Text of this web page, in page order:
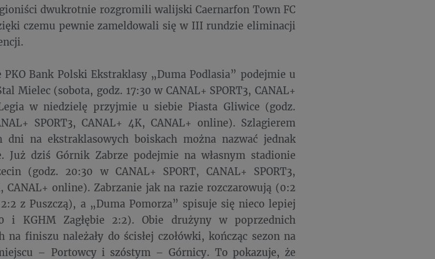
dwukrotnie rozgromili walijski Caernarfon Town FC
czemu pewnie zameldowali się w III rundzie eliminacji
PKO Bank Polski Ekstraklasy „Duma Podlasia” podejmie u
Mielec (sobota, godz. 17:30 w CANAL+ SPORT3, CANAL+
w niedzielę przyjmie u siebie Piasta Gliwice (godz.
SPORT3, CANAL+ 4K, CANAL+ online). Szlagierem
dni na ekstraklasowych boiskach można nazwać jednak
Już dziś Górnik Zabrze podejmie na własnym stadionie
(godz. 20:30 w CANAL+ SPORT, CANAL+ SPORT3,
CANAL+ online). Zabrzanie jak na razie rozczarowują (0:2
z Puszczą), a „Duma Pomorza” spisuje się nieco lepiej
i KGHM Zagłębie 2:2). Obie drużyny w poprzednich
na finiszu należały do ścisłej czołówki, kończąc sezon na
– Portowcy i szóstym – Górnicy. To pokazuje, że